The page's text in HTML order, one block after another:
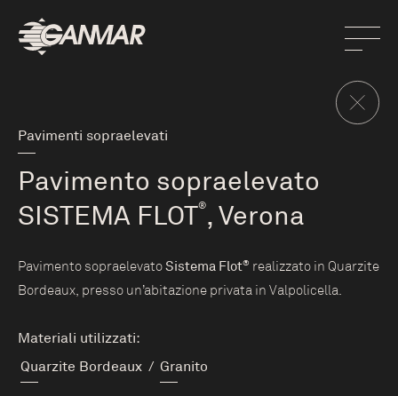
Pavimenti sopraelevati
Pavimento sopraelevato
SISTEMA FLOT®, Verona
Pavimento sopraelevatoSistema Flot® realizzato in Quarzite
Bordeaux, presso un’abitazione privata in Valpolicella.
Materiali utilizzati:
Quarzite Bordeaux / Granito